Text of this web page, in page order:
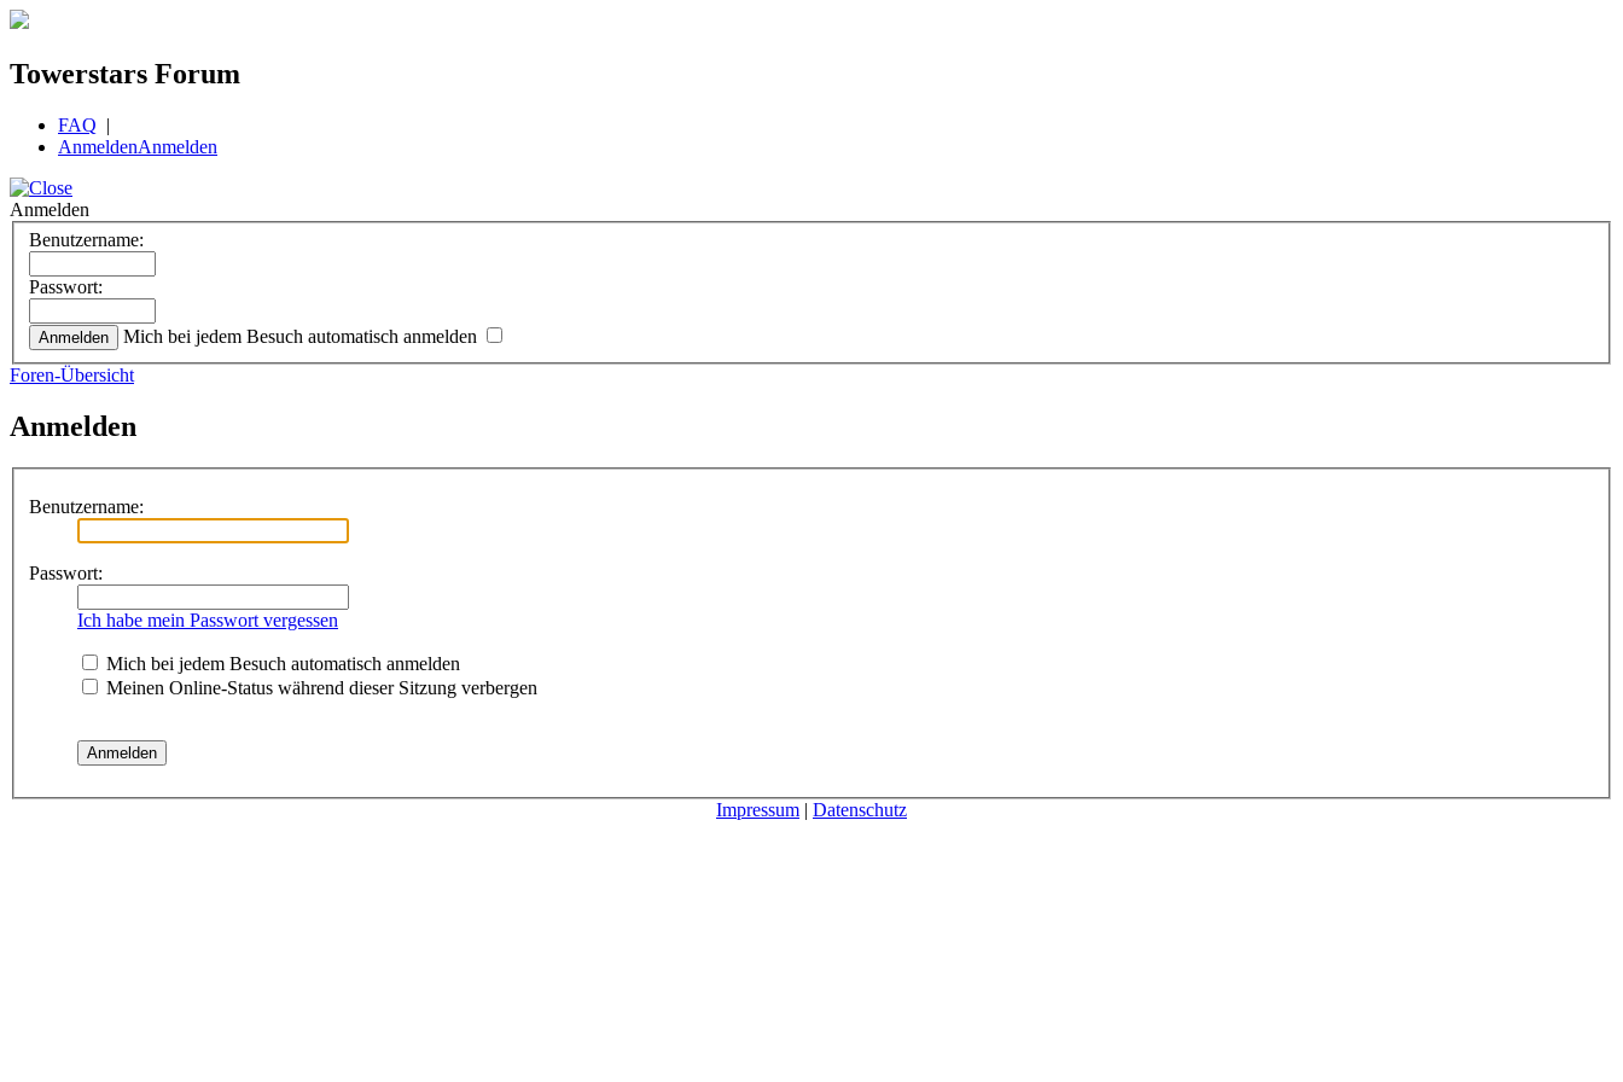
Towerstars Forum
FAQ |
AnmeldenAnmelden
Anmelden
Benutzername:
Passwort:
Mich bei jedem Besuch automatisch anmelden
Foren-Übersicht
Anmelden
Benutzername:
Passwort:
Ich habe mein Passwort vergessen
Mich bei jedem Besuch automatisch anmelden
Meinen Online-Status während dieser Sitzung verbergen
Impressum | Datenschutz